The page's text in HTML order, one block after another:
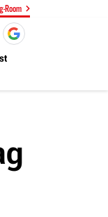
Room
AMAZON (i) hat zwei Tage